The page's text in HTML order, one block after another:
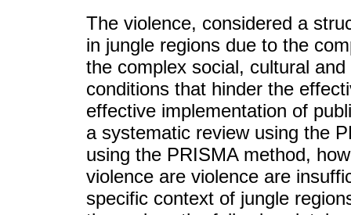
The violence, considered a
in jungle regions due to the
the complex social, cultural
conditions that hinder the
effective implementation of
a systematic review using the
using the PRISMA method,
violence are violence are
specific context of jungle